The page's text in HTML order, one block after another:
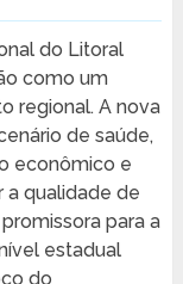
do Litoral
como um
regional. A nova
de saúde,
econômico e
a qualidade de
para a
estadual
do